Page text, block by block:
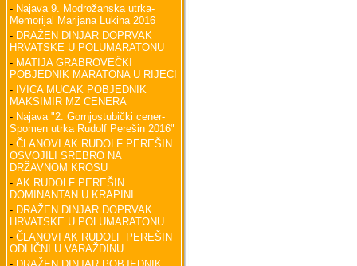
- Najava 9. Modrožanska utrka-
Memorijal Marijana Lukina 2016
- DRAŽEN DINJAR DOPRVAK
HRVATSKE U POLUMARATONU
- MATIJA GRABROVEČKI
POBJEDNIK MARATONA U RIJECI
- IVICA MUCAK POBJEDNIK
MAKSIMIR MZ CENERA
- Najava "2. Gornjostubički cener-
Spomen utrka Rudolf Perešin 2016"
- ČLANOVI AK RUDOLF PEREŠIN
OSVOJILI SREBRO NA
DRŽAVNOM KROSU
- AK RUDOLF PEREŠIN
DOMINANTAN U KRAPINI
- DRAŽEN DINJAR DOPRVAK
HRVATSKE U POLUMARATONU
- ČLANOVI AK RUDOLF PEREŠIN
ODLIČNI U VARAŽDINU